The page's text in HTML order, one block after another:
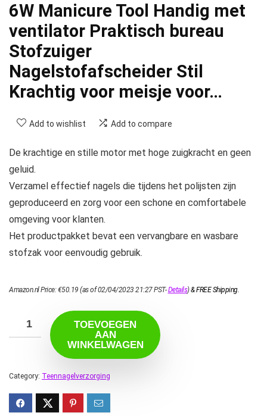
6W Manicure Tool Handig met
ventilator Praktisch bureau
Stofzuiger
Nagelstofafscheider Stil
Krachtig voor meisje voor…
Add to wishlist Add to compare
De krachtige en stille motor met hoge zuigkracht en geen
geluid.
Verzamel effectief nagels die tijdens het polijsten zijn
geproduceerd en zorg voor een schone en comfortabele
omgeving voor klanten.
Het productpakket bevat een vervangbare en wasbare
stofzak voor eenvoudig gebruik.
Amazon.nl Price:€50.19 (as of 02/04/2023 21:27 PST-Details)&FREE Shipping.
TOEVOEGEN
AAN
WINKELWAGEN
Category: Teennagelverzorging